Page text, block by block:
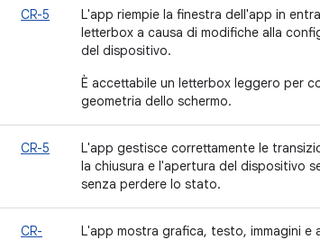
CR-5
L'app riempie la finestra dell'app in
letterbox a causa di modifiche alla
del dispositivo.
È accettabile un letterbox leggero per
geometria dello schermo.
CR-5
L'app gestisce correttamente le
la chiusura e l'apertura del dispositivo
senza perdere lo stato.
CR-
L'app mostra grafica, testo, immagini e